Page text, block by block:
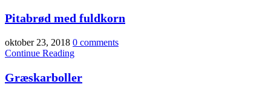
Pitabrød med fuldkorn
oktober 23, 2018 0 comments
Continue Reading
Græskarboller